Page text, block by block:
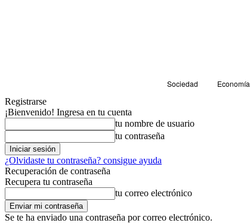
Sociedad Economía
Registrarse
¡Bienvenido! Ingresa en tu cuenta
tu nombre de usuario
tu contraseña
¿Olvidaste tu contraseña? consigue ayuda
Recuperación de contraseña
Recupera tu contraseña
tu correo electrónico
Se te ha enviado una contraseña por correo electrónico.